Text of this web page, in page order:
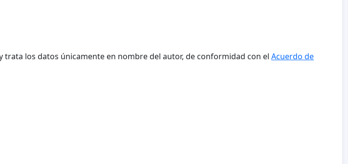
los datos únicamente en nombre del autor, de conformidad con el Acuerdo de